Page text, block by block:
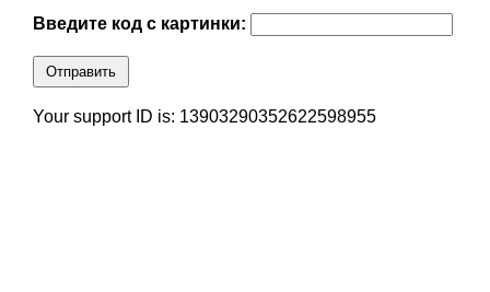
Введите код с картинки:
Отправить
Your support ID is: 13903290352622598955